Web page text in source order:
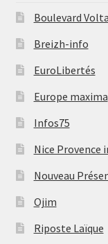
Boulevard
Breizh-info
EuroLibertés
Europe maxima
Infos75
Nice Provence
Nouveau
Ojim
Riposte Laïque